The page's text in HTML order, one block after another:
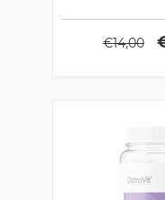
del corpo
€14,00